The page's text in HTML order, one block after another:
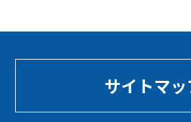
サイトマ